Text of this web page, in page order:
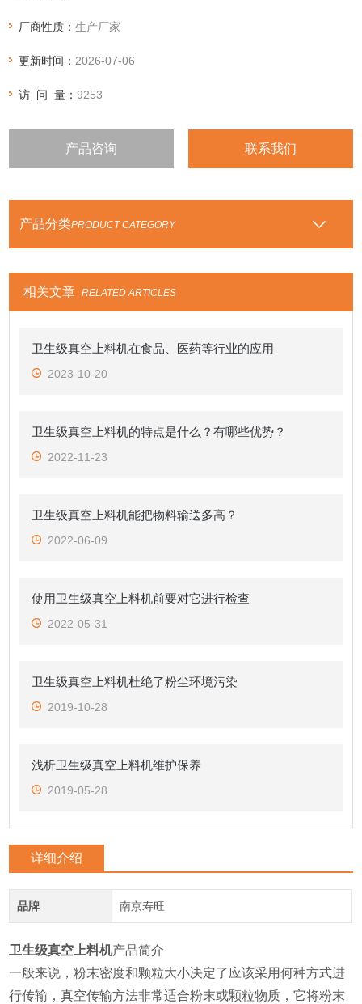
厂商性质：生产厂家
更新时间： 2026-07-06
访 问 量：9253
产品咨询 联系我们
产品分类PRODUCT CATEGORY
相关文章 RELATED ARTICLES
卫生级真空上料机在食品、医药等行业的应用
2023-10-20
卫生级真空上料机的特点是什么？有哪些优势？
2022-11-23
卫生级真空上料机能把物料输送多高？
2022-06-09
使用卫生级真空上料机前要对它进行检查
2022-05-31
卫生级真空上料机杜绝了粉尘环境污染
2019-10-28
浅析卫生级真空上料机维护保养
2019-05-28
详细介绍
品牌 南京寿旺
卫生级真空上料机产品简介
一般来说，粉末密度和颗粒大小决定了应该采用何种方式进
行传输，真空传输方法非常适合粉末或颗粒物质，它将粉末